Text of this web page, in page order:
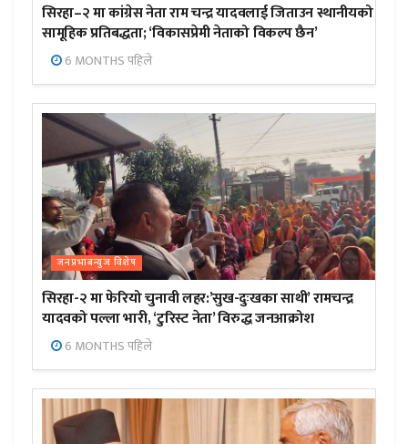
सिरहा–२ मा कांग्रेस नेता राम चन्द्र यादवलाई जिताउन स्थानीयको
सामूहिक प्रतिबद्धता; ‘विकासप्रेमी नेताको विकल्प छैन’
6 MONTHS पहिले
जनप्रभाबन्युज विशेष
सिरहा-२ मा फेरियो चुनावी लहर:’सुख-दुःखका साथी’ रामचन्द्र
यादवको पल्ला भारी, ‘टुरिस्ट नेता’ विरुद्ध जनआक्रोश
6 MONTHS पहिले